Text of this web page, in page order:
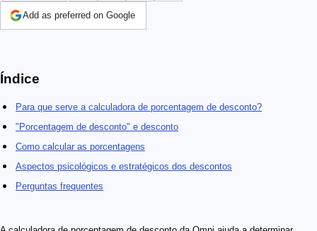
Add as preferred on Google
Índice
Para que serve a calculadora de porcentagem de desconto?
"Porcentagem de desconto" e desconto
Como calcular as porcentagens
Aspectos psicológicos e estratégicos dos descontos
Perguntas frequentes